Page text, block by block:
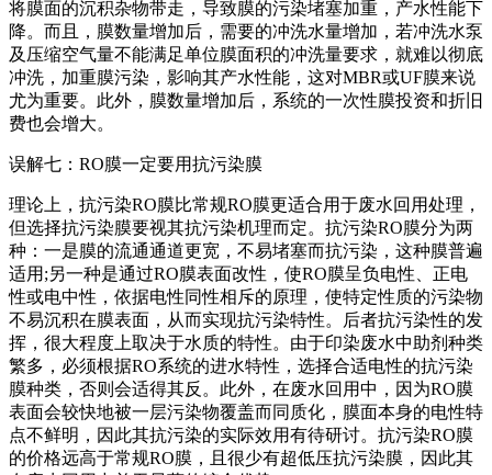
将膜面的沉积杂物带走，导致膜的污染堵塞加重，产水性能下
降。而且，膜数量增加后，需要的冲洗水量增加，若冲洗水泵
及压缩空气量不能满足单位膜面积的冲洗量要求，就难以彻底
冲洗，加重膜污染，影响其产水性能，这对MBR或UF膜来说
尤为重要。此外，膜数量增加后，系统的一次性膜投资和折旧
费也会增大。
误解七：RO膜一定要用抗污染膜
理论上，抗污染RO膜比常规RO膜更适合用于废水回用处理，
但选择抗污染膜要视其抗污染机理而定。抗污染RO膜分为两
种：一是膜的流通通道更宽，不易堵塞而抗污染，这种膜普遍
适用;另一种是通过RO膜表面改性，使RO膜呈负电性、正电
性或电中性，依据电性同性相斥的原理，使特定性质的污染物
不易沉积在膜表面，从而实现抗污染特性。后者抗污染性的发
挥，很大程度上取决于水质的特性。由于印染废水中助剂种类
繁多，必须根据RO系统的进水特性，选择合适电性的抗污染
膜种类，否则会适得其反。此外，在废水回用中，因为RO膜
表面会较快地被一层污染物覆盖而同质化，膜面本身的电性特
点不鲜明，因此其抗污染的实际效用有待研讨。抗污染RO膜
的价格远高于常规RO膜，且很少有超低压抗污染膜，因此其